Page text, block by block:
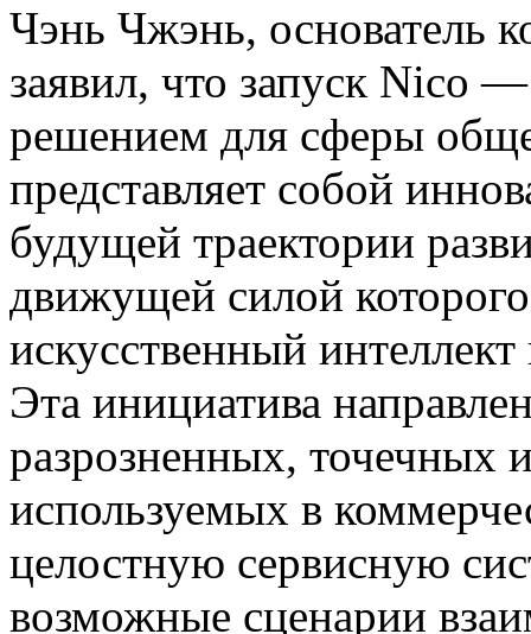
Чэнь Чжэнь, основатель
заявил, что запуск Nico
решением для сферы
представляет собой
будущей траектории
движущей силой
искусственный
Эта инициатива
разрозненных, точечных
используемых в
целостную сервисную
возможные сценарии